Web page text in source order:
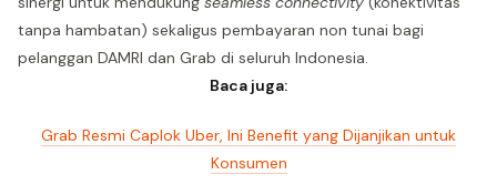
tanpa hambatan) sekaligus pembayaran non tunai bagi
pelanggan DAMRI dan Grab di seluruh Indonesia.
Baca juga:
Grab Resmi Caplok Uber, Ini Benefit yang Dijanjikan untuk
Konsumen